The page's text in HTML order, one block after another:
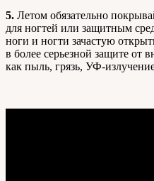
5. Летом обязательно
для ногтей или защитным
ноги и ногти зачастую
в более серьезной защите от
как пыль, грязь, УФ-